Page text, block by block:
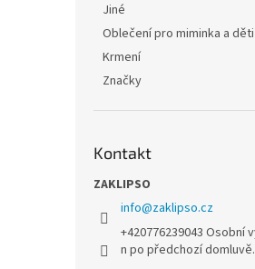
Jiné
Oblečení pro miminka a děti
Krmení
Značky
Kontakt
ZAKLIPSO
info@zaklipso.cz
+420776239043 Osobní
n po předchozí domluvě.